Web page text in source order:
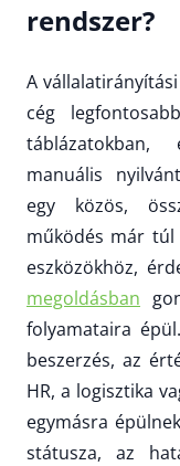
rendszer?
A
cég
táblázatokban,
manuális
egy közös,
működés már túl
eszközökhöz,
megoldásban
folyamataira
beszerzés, az
HR, a logisztika
egymásra
státusza, az